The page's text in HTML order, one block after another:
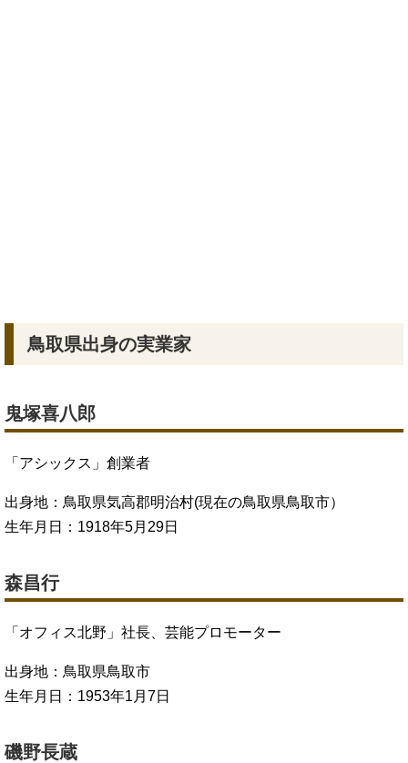
鳥取県出身の実業家
鬼塚喜八郎
「アシックス」創業者
出身地：鳥取県気高郡明治村(現在の鳥取県鳥取市）
生年月日：1918年5月29日
森昌行
「オフィス北野」社長、芸能プロモーター
出身地：鳥取県鳥取市
生年月日：1953年1月7日
磯野長蔵